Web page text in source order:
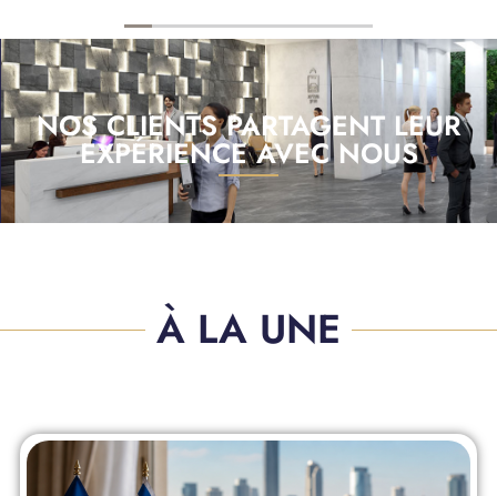
NOS CLIENTS PARTAGENT LEUR
EXPÉRIENCE AVEC NOUS
À LA UNE